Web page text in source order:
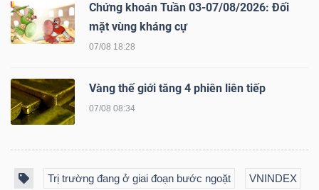
Chứng khoán Tuần 03-07/08/2026: Đối
mặt vùng kháng cự
07/08 18:28
Vàng thế giới tăng 4 phiên liên tiếp
07/08 08:34
Trị trường đang ở giai đoạn bước ngoặt VNINDEX
Ngành
(-)
SECTOR